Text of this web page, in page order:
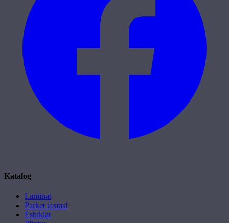
Katalog
Laminat
Parket taxtasi
Eshiklar